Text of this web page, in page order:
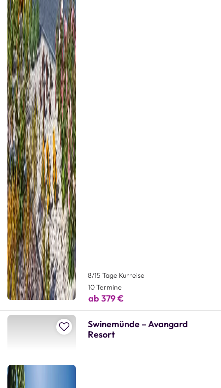
8/15 Tage Kurreise
10 Termine
ab 379 €
Zur Merkliste hinzufügen
Swinemünde – Avangard
Resort